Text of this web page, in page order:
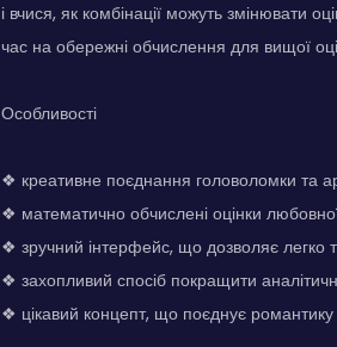
і вчися, як комбінації можуть змінювати
час на обережні обчислення для вищої
Особливості
❖ креативне поєднання головоломки та
❖ математично обчислені оцінки любовної
❖ зручний інтерфейс, що дозволяє легко
❖ захопливий спосіб покращити
❖ цікавий концепт, що поєднує